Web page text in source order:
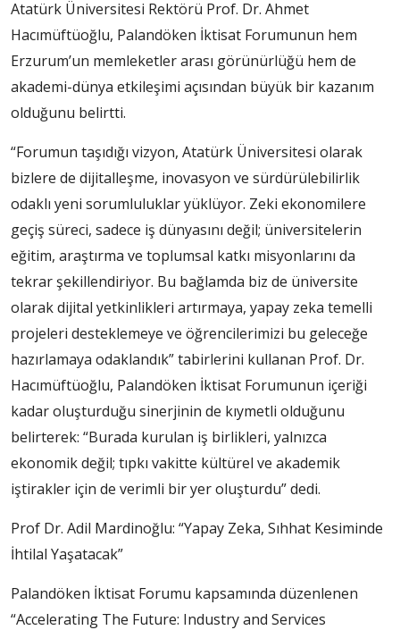
Atatürk Üniversitesi Rektörü Prof. Dr. Ahmet
Hacımüftüoğlu, Palandöken İktisat Forumunun hem
Erzurum’un memleketler arası görünürlüğü hem de
akademi-dünya etkileşimi açısından büyük bir kazanım
olduğunu belirtti.
“Forumun taşıdığı vizyon, Atatürk Üniversitesi olarak
bizlere de dijitalleşme, inovasyon ve sürdürülebilirlik
odaklı yeni sorumluluklar yüklüyor. Zeki ekonomilere
geçiş süreci, sadece iş dünyasını değil; üniversitelerin
eğitim, araştırma ve toplumsal katkı misyonlarını da
tekrar şekillendiriyor. Bu bağlamda biz de üniversite
olarak dijital yetkinlikleri artırmaya, yapay zeka temelli
projeleri desteklemeye ve öğrencilerimizi bu geleceğe
hazırlamaya odaklandık” tabirlerini kullanan Prof. Dr.
Hacımüftüoğlu, Palandöken İktisat Forumunun içeriği
kadar oluşturduğu sinerjinin de kıymetli olduğunu
belirterek: “Burada kurulan iş birlikleri, yalnızca
ekonomik değil; tıpkı vakitte kültürel ve akademik
iştirakler için de verimli bir yer oluşturdu” dedi.
Prof Dr. Adil Mardinoğlu: “Yapay Zeka, Sıhhat Kesiminde
İhtilal Yaşatacak”
Palandöken İktisat Forumu kapsamında düzenlenen
“Accelerating The Future: Industry and Services